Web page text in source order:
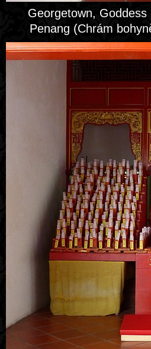
Georgetown, Goddess
Penang (Chrám